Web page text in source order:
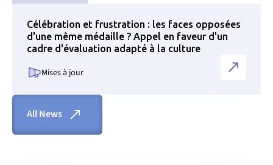
All News
Célébration et frustration : les faces opposées
d'une même médaille ? Appel en faveur d'un
cadre d'évaluation adapté à la culture
Mises à jour